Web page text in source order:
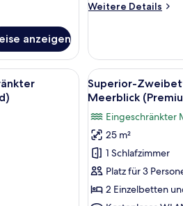
anzeigen
Adults
Child)
anzeigen
Weitere Details
Weitere
Doppel-
oder
-
Zweibettzimmer,
eingeschränkter
Meerblick
(2
Adults
+
mit zwei Betten, einem Balkon mit Blick,
Alle
Fotos
Superior-
eingeschränkter
Meerblick
(Premium,
5
Superior-
Meerblick
Eingeschränkter
25 m²
1 Schlafzimmer
Platz für 3
2 Einzelbetten